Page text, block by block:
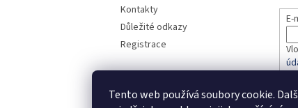
Tento web používá soubory cookie.
Kontakty
Důležité odkazy
Registrace
E-